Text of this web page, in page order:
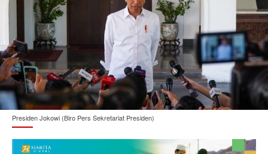
Presiden Jokowi (Biro Pers Sekretariat Presiden)